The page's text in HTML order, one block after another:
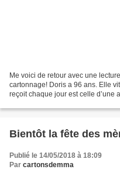
Me voici de retour avec une
cartonnage! Doris a 96 ans. Elle
reçoit chaque jour est celle d’une
Bientôt la fête des
Publié le 14/05/2018 à 18:09
Par cartonsdemma